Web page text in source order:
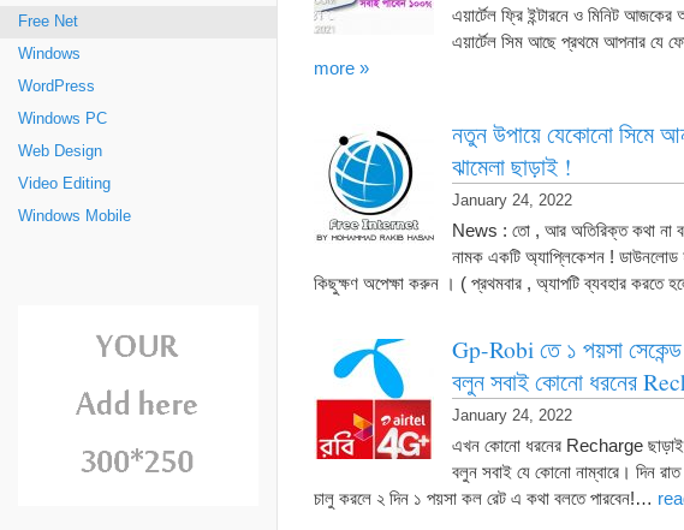
Free Net
Windows
WordPress
Windows PC
Web Design
Video Editing
Windows Mobile
এয়ার্টেল ফ্রি ইন্টারনে ও মিনিট
এয়ার্টেল সিম আছে প্রথমে আপনার যে
more »
নতুন উপায়ে যেকোনো সিমে
ঝামেলা ছাড়াই !
January 24, 2022
News : তো , আর অতিরিক্ত কথা না
নামক একটি অ্যাপ্লিকেশন ! ডাউনলোড
কিছুক্ষণ অপেক্ষা করুন । ( প্রথমবার , অ্যাপটি ব্যবহার করতে
Gp-Robi তে ১ পয়সা
বলুন সবাই কোনো ধরনের
January 24, 2022
এখন কোনো ধরনের Recharge
বলুন সবাই যে কোনো নাম্বারে। দিন
চালু করলে ২ দিন ১ পয়সা কল রেট এ কথা বলতে পারবেন!…